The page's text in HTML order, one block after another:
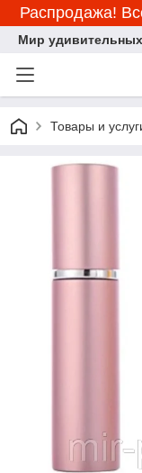
Распродажа!
Мир
Товары и